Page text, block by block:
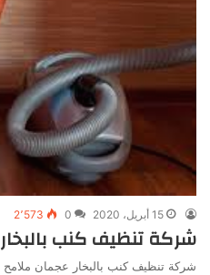
15 أبريل، 2020 0 2٬573
شركة تنظيف كنب بالبخار عجمان
شركة تنظيف كنب بالبخار عجمان